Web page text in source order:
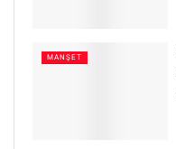
MANŞET